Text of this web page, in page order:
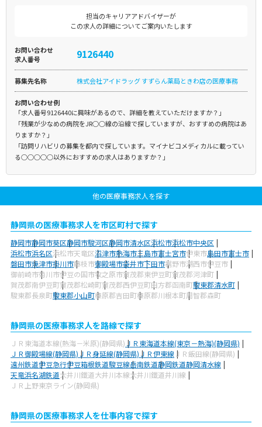
担当のキャリアアドバイザーが
この求人の詳細についてご案内いたします
お問い合わせ
求人番号
9126440
募集先名称 株式会社アイドラッグ すずらん薬局ときわ店の医療事務
お問い合わせ例
「求人番号9126440に興味があるので、詳細を教えていただけますか？」
「残業が少なめの病院をJR○○線の沿線で探していますが、おすすめの病院はあ
りますか？」
「訪問リハビリの募集を都内で探しています。マイナビコメディカルに載ってい
る○○○○○以外におすすめの求人はありますか？」
他の医療事務求人を探す
静岡県の医療事務求人を市区町村で探す
静岡市静岡市葵区静岡市駿河区静岡市清水区浜松市浜松市中央区
浜松市浜名区浜松市天竜区沼津市熱海市三島市富士宮市伊東市島田市富士市
磐田市焼津市掛川市藤枝市御殿場市袋井市下田市裾野市湖西市伊豆市
御前崎市菊川市伊豆の国市牧之原市賀茂郡東伊豆町賀茂郡河津町
賀茂郡南伊豆町賀茂郡松崎町賀茂郡西伊豆町田方郡函南町駿東郡清水町
駿東郡長泉町駿東郡小山町榛原郡吉田町榛原郡川根本町周智郡森町
静岡県の医療事務求人を路線で探す
ＪＲ東海道本線(熱海－米原)(静岡県)ＪＲ東海道本線(東京－熱海)(静岡県)
ＪＲ御殿場線(静岡県)ＪＲ身延線(静岡県)ＪＲ伊東線 ＪＲ飯田線(静岡県)
遠州鉄道伊豆急行伊豆箱根鉄道駿豆線岳南鉄道静岡鉄道静岡清水線
天竜浜名湖鉄道大井川鐵道大井川本線大井川鐵道井川線
ＪＲ上野東京ライン(静岡県)
静岡県の医療事務求人を仕事内容で探す